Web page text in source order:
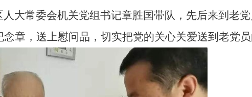
大常委会机关党组书记章胜国带队，先后来到老党
章，送上慰问品，切实把党的关心关爱送到老党员